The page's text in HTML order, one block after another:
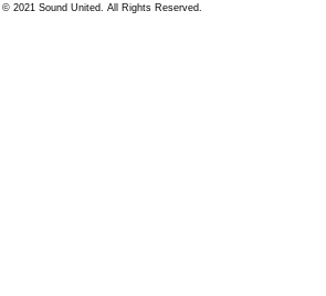
© 2021 Sound United. All Rights Reserved.